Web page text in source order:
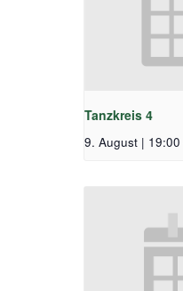
Tanzkreis 4
9. August | 19:00